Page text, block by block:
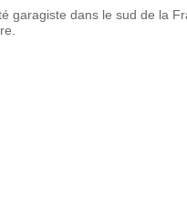
garagiste dans le sud de la